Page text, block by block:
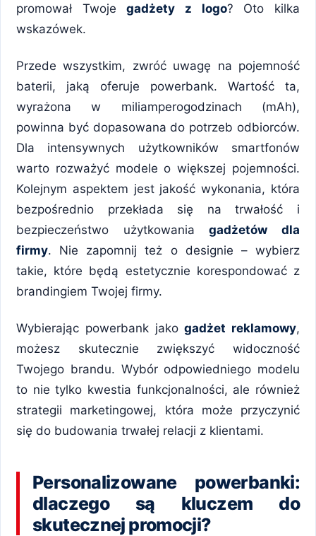
promował Twojegadżety z logo? Oto kilka
wskazówek.
Przede wszystkim, zwróć uwagę na pojemność
baterii, jaką oferuje powerbank. Wartość ta,
wyrażona w miliamperogodzinach (mAh),
powinna być dopasowana do potrzeb odbiorców.
Dla intensywnych użytkowników smartfonów
warto rozważyć modele o większej pojemności.
Kolejnym aspektem jest jakość wykonania, która
bezpośrednio przekłada się na trwałość i
bezpieczeństwo użytkowaniagadżetów dla
firmy. Nie zapomnij też o designie – wybierz
takie, które będą estetycznie korespondować z
brandingiem Twojej firmy.
Wybierając powerbank jakogadżet reklamowy,
możesz skutecznie zwiększyć widoczność
Twojego brandu. Wybór odpowiedniego modelu
to nie tylko kwestia funkcjonalności, ale również
strategii marketingowej, która może przyczynić
się do budowania trwałej relacji z klientami.
Personalizowane powerbanki:
dlaczego są kluczem do
skutecznej promocji?